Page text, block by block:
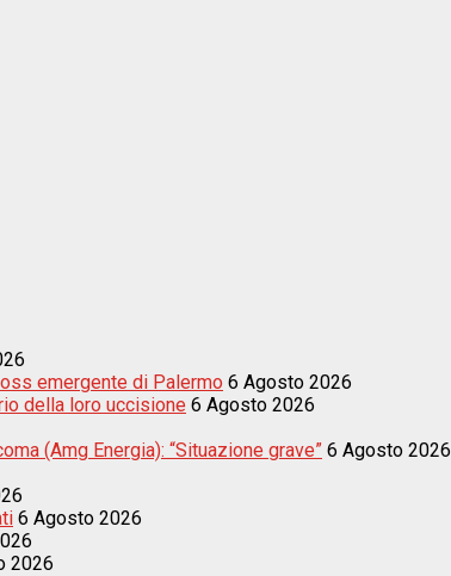
emergente di Palermo 6 Agosto 2026
della loro uccisione 6 Agosto 2026
(Amg Energia): “Situazione grave” 6 Agosto 2026
6 Agosto 2026
2026